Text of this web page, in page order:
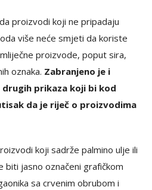
proizvodi koji ne pripadaju
više neće smjeti da koriste
proizvode, poput sira,
oznaka. Zabranjeno je i
prikaza koji bi kod
da je riječ o proizvodima
koji sadrže palmino ulje ili
biti jasno označeni grafičkom
sa crvenim obrubom i